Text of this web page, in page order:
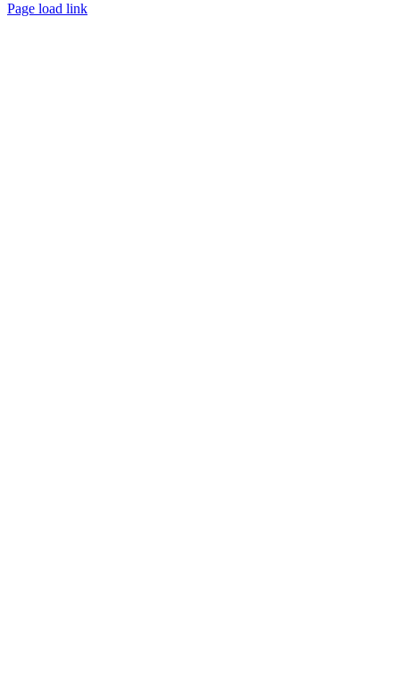
Page load link